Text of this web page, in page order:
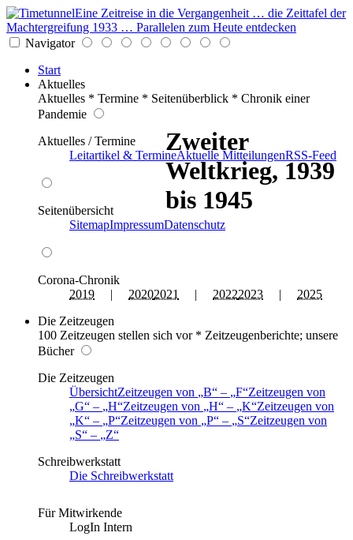
Eine Zeitreise in die Vergangenheit … die Zeittafel der
Machtergreifung 1933 … Parallelen zum Heute entdecken
Navigator
Start
Aktuelles
Aktuelles * Termine * Seitenüberblick * Chronik einer
Pandemie
Aktuelles / Termine
Leitartikel & TermineAktuelle MitteilungenRSS-Feed
Seitenübersicht
SitemapImpressumDatenschutz
Corona-Chronik
2019 | 20202021 | 20222023 | 2025
Die Zeitzeugen
100 Zeitzeugen stellen sich vor * Zeitzeugenberichte; unsere
Bücher
Die Zeitzeugen
ÜbersichtZeitzeugen von B – F Zeitzeugen von
G
– H Zeitzeugen von H – K Zeitzeugen von
K
– P Zeitzeugen von P – S Zeitzeugen von
S
–
Z
Schreibwerkstatt
Die Schreibwerkstatt
Für Mitwirkende
LogIn Intern
Zweiter
Weltkrieg, 1939
bis 1945